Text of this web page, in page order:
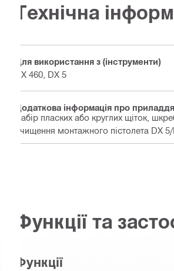
Технічна
Для використання з (інструменти)
DX 460, DX 5
Додаткова інформація про приладдя
Набір пласких або круглих щіток,
очищення монтажного пістолета DX
Функції та
Функції